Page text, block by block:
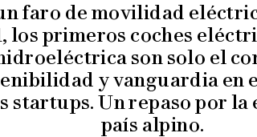
faro de movilidad
los primeros coches
son solo el
y vanguardia en
startups. Un repaso por
país alpino.